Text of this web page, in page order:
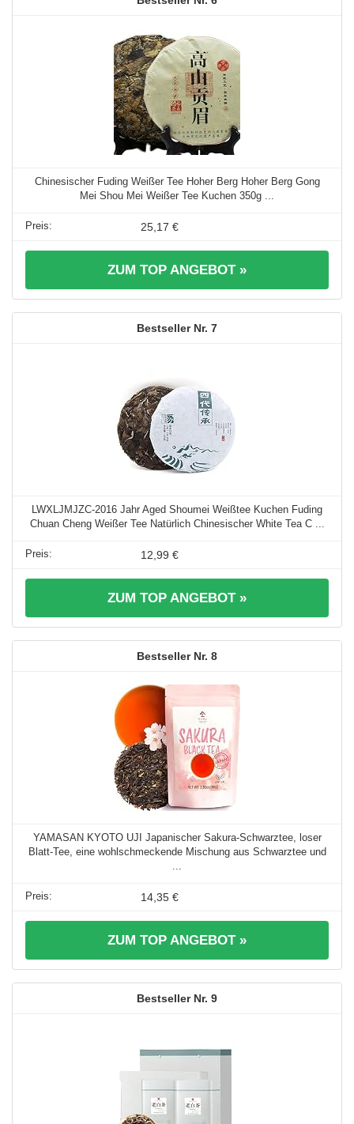
Chinesischer Fuding Weißer Tee Hoher Berg Hoher Berg Gong
Mei Shou Mei Weißer Tee Kuchen 350g ...
25,17 €
ZUM TOP ANGEBOT »
7
LWXLJMJZC-2016 Jahr Aged Shoumei Weißtee Kuchen Fuding
Chuan Cheng Weißer Tee Natürlich Chinesischer White Tea C ...
12,99 €
ZUM TOP ANGEBOT »
8
YAMASAN KYOTO UJI Japanischer Sakura-Schwarztee, loser
Blatt-Tee, eine wohlschmeckende Mischung aus Schwarztee und
14,35 €
ZUM TOP ANGEBOT »
9